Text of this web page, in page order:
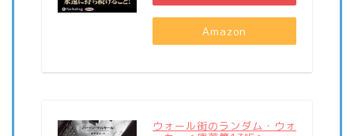
Amazon
ウォール街のランダム・ウォ